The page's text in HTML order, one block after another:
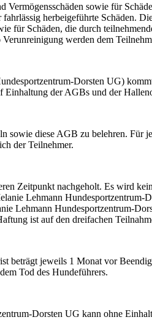
sowie für
herbeigeführte Schäden.
für Schäden, die durch
werden dem
Dorsten UG)
der AGBs und der
diese AGB zu belehren. Für
der Teilnehmer.
Zeitpunkt nachgeholt. Es wird
Lehmann Hundesportzentrum-
Lehmann Hundesportzentrum-
ist auf den dreifachen
jeweils 1 Monat vor
Tod des Hundeführers.
Dorsten UG kann ohne